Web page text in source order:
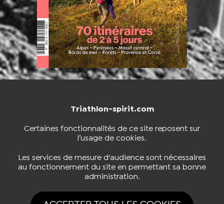
Triathlon-spirit.com
Certaines fonctionnalités de ce site reposent sur
l’usage de cookies.
Les services de mesure d'audience sont nécessaires
au fonctionnement du site en permettant sa bonne
administration.
NOUS CONTACTER BOUTIQUE
NOUS SUIVRE